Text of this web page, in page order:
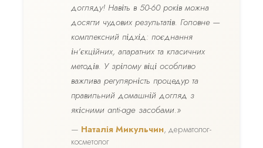
догляду! Навіть в 50-60 років можна
досягти чудових результатів. Головне —
комплексний підхід: поєднання
ін’єкційних, апаратних та класичних
методів. У зрілому віці особливо
важлива регулярність процедур та
правильний домашній догляд з
якісними anti-age засобами.»
— Наталія Микульчин, дерматолог-
косметолог